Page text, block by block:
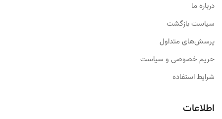
درباره ما
سیاست بازگشت
پرسش‌های متداول
حریم خصوصی و سیاست
شرایط استفاده
اطلاعات